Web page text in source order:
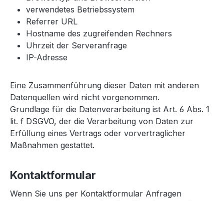
verwendetes Betriebssystem
Referrer URL
Hostname des zugreifenden Rechners
Uhrzeit der Serveranfrage
IP-Adresse
Eine Zusammenführung dieser Daten mit anderen
Datenquellen wird nicht vorgenommen.
Grundlage für die Datenverarbeitung ist Art. 6 Abs. 1
lit. f DSGVO, der die Verarbeitung von Daten zur
Erfüllung eines Vertrags oder vorvertraglicher
Maßnahmen gestattet.
Kontaktformular
Wenn Sie uns per Kontaktformular Anfragen